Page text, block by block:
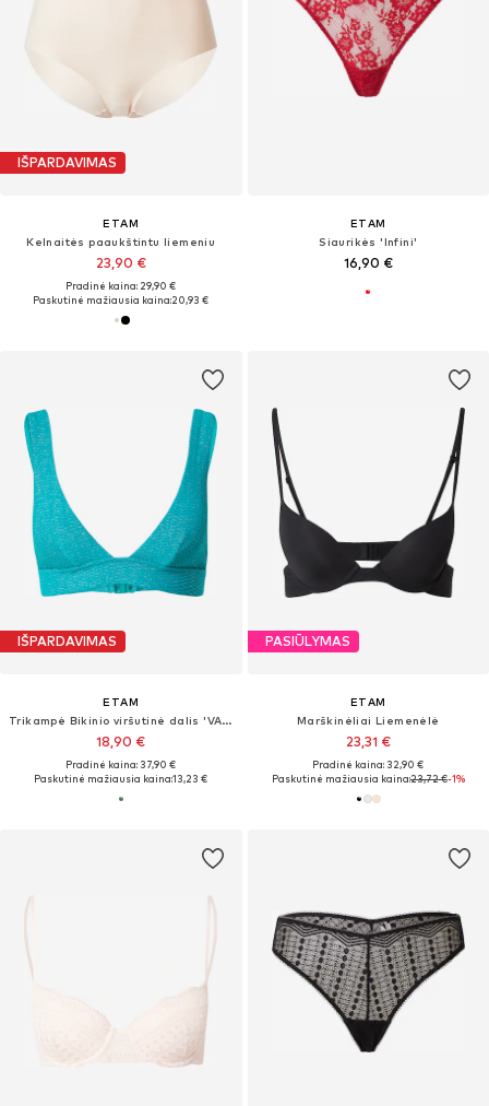
IŠPARDAVIMAS
ETAM
Kelnaitės paaukštintu liemeniu
23,90 €
Pradinė kaina: 29,90 €
Paskutinė mažiausia kaina:20,93 €
ETAM
Siaurikės 'Infini'
16,90 €
IŠPARDAVIMAS
ETAM
Trikampė Bikinio viršutinė dalis 'VAHINE'
18,90 €
Pradinė kaina: 37,90 €
Paskutinė mažiausia kaina:13,23 €
PASIŪLYMAS
ETAM
Marškinėliai Liemenėlė
23,31 €
Pradinė kaina: 32,90 €
Paskutinė mažiausia kaina:23,72 €-1%